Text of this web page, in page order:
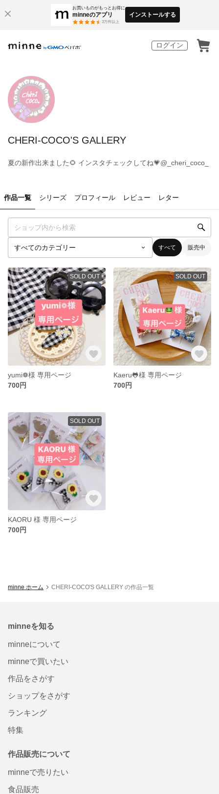
お買いものがもっとお得に
minneのアプリ
3万件以上
インストールする
ログイン
CHERI-COCO'S GALLERY
夏の新作出来ました🌻 インスタチェックしてね💗@_cheri_coco_
作品一覧 シリーズ プロフィール レビュー レター
すべて 販売中
SOLD OUT
yumi❁様 専用ページ
700円
SOLD OUT
Kaeru🐸様 専用ページ
700円
SOLD OUT
KAORU 様 専用ページ
700円
minne ホーム CHERI-COCO'S GALLERY の作品一覧
minneを知る
minneについて
minneで買いたい
作品をさがす
ショップをさがす
ランキング
特集
作品販売について
minneで売りたい
食品販売